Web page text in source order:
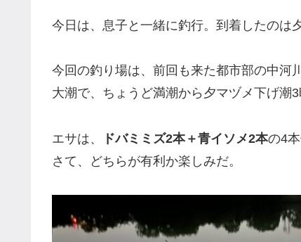
今日は、息子と一緒に釣行。到着したのは
今回の釣り場は、前回も来た都市部の中河川
大潮で、ちょうど満潮から夕マヅメ下げ潮3
エサは、 ドバミミズ2本＋青イソメ2本の4本
さて、どちらが有利か楽しみだ。